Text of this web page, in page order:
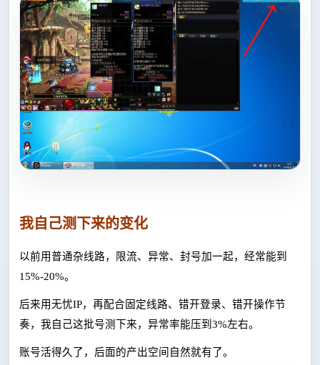
我自己测下来的变化
以前用普通杂线路，限流、异常、封号加一起，经常能到
15%-20%。
后来用无忧IP，再配合固定线路、错开登录、错开操作节
奏，我自己这批号测下来，异常率能压到3%左右。
账号活得久了，后面的产出空间自然就有了。